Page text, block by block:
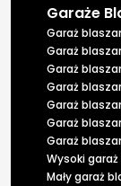
Garaże
Garaż
Garaż
Garaż
Garaż
Garaż
Garaż
Garaż
Wysoki
Mały garaż